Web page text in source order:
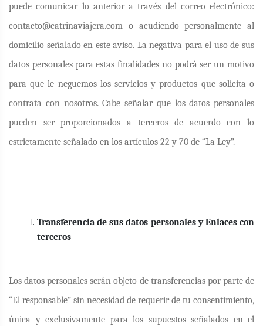
puede comunicar lo anterior a través del correo electrónico:
contacto@catrinaviajera.com o acudiendo personalmente al
domicilio señalado en este aviso. La negativa para el uso de sus
datos personales para estas finalidades no podrá ser un motivo
para que le neguemos los servicios y productos que solicita o
contrata con nosotros.Cabe señalar que los datos personales
pueden ser proporcionados a terceros de acuerdo con lo
estrictamente señalado en los artículos 22 y 70 de “La Ley”.
Transferencia de sus datos personales y Enlaces con
terceros
Los datos personales serán objeto de transferencias por parte de
“El responsable” sin necesidad de requerir de tu consentimiento,
única y exclusivamente para los supuestos señalados en el